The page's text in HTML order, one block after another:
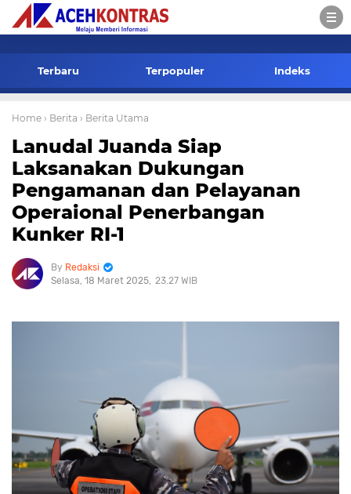
Terbaru Terpopuler Indeks
Home › Berita › Berita Utama
Lanudal Juanda Siap
Laksanakan Dukungan
Pengamanan dan Pelayanan
Operaional Penerbangan
Kunker RI-1
Redaksi
Selasa, 18 Maret 2025 23.27 WIB